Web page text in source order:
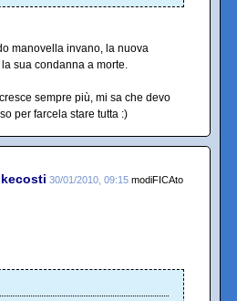
manovella invano, la nuova
sua condanna a morte.
sempre più, mi sa che devo
per farcela stare tutta :)
30/01/2010, 09:15 modiFICAto